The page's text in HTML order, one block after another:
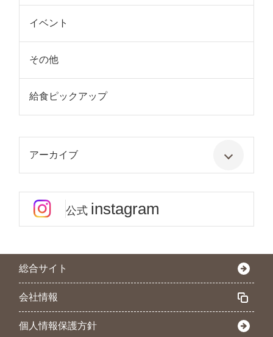
イベント
その他
給食ピックアップ
アーカイブ
公式 instagram
総合サイト
会社情報
個人情報保護方針